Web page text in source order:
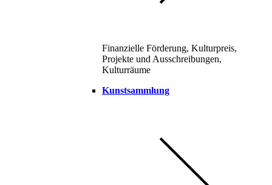
Finanzielle Förderung, Kulturpreis,
Projekte und Ausschreibungen,
Kulturräume
Kunstsammlung